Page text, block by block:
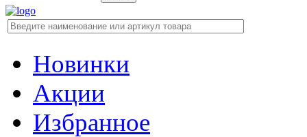
Новинки
Акции
Избранное